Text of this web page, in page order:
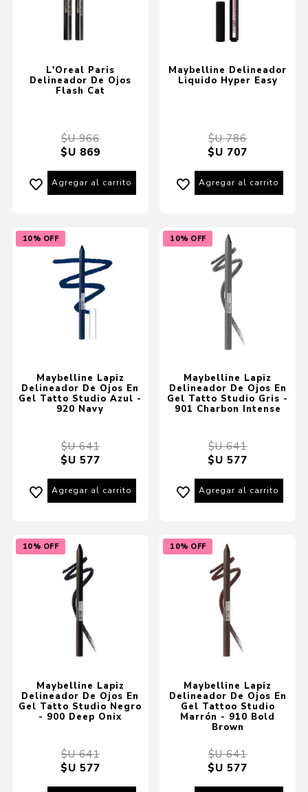
L'Oreal Paris
Delineador De Ojos
Flash Cat
$U 966
$U 869
Agregar al carrito
Maybelline Delineador
Liquido Hyper Easy
$U 786
$U 707
Agregar al carrito
10% OFF
Maybelline Lapiz
Delineador De Ojos En
Gel Tatto Studio Azul -
920 Navy
$U 641
$U 577
Agregar al carrito
10% OFF
Maybelline Lapiz
Delineador De Ojos En
Gel Tatto Studio Gris -
901 Charbon Intense
$U 641
$U 577
Agregar al carrito
10% OFF
Maybelline Lapiz
Delineador De Ojos En
Gel Tatto Studio Negro
- 900 Deep Onix
$U 641
$U 577
10% OFF
Maybelline Lapiz
Delineador De Ojos En
Gel Tattoo Studio
Marrón - 910 Bold
Brown
$U 641
$U 577